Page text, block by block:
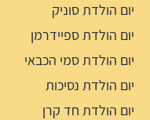
יום הולדת סוניק
יום הולדת ספיידרמן
יום הולדת סמי הכבאי
יום הולדת נסיכות
יום הולדת חד קרן